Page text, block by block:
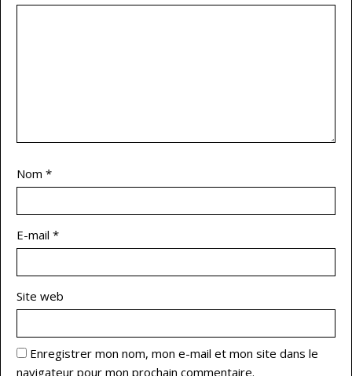
Nom *
E-mail *
Site web
Enregistrer mon nom, mon e-mail et mon site dans le
navigateur pour mon prochain commentaire.